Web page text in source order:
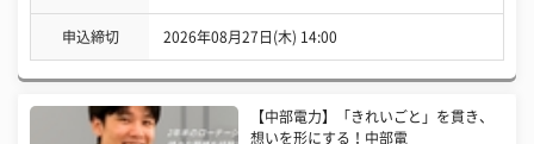
申込締切 2026年08月27日(木) 14:00
【中部電力】「きれいごと」を貫き、
想いを形にする！中部電